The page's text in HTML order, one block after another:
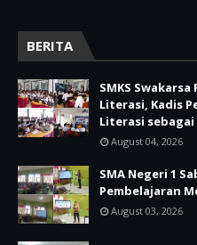
BERITA
SMKS
Literasi, Kadis
Literasi sebagai
August 04, 2026
SMA Negeri 1
Pembelajaran
August 03, 2026